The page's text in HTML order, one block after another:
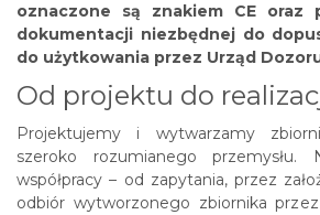
oznaczone są znakiem CE oraz
dokumentacji niezbędnej do
do użytkowania przez Urząd
Od projektu do
Projektujemy i wytwarzamy
szeroko rozumianego przemysłu.
współpracy – od zapytania, przez
odbiór wytworzonego zbiornika